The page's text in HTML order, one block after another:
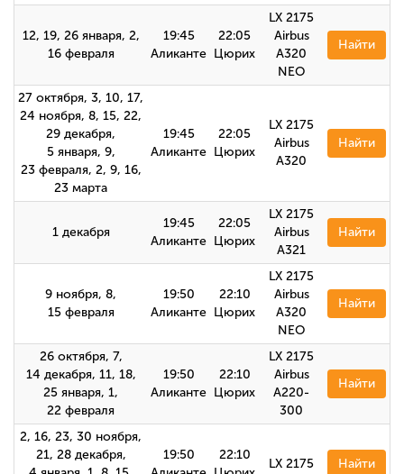
12, 19, 26 января, 2,
16 февраля
19:45
Аликанте
22:05
Цюрих
LX 2175
Airbus
A320
NEO
Найти
27 октября, 3, 10, 17,
24 ноября, 8, 15, 22,
29 декабря,
5 января, 9,
23 февраля, 2, 9, 16,
23 марта
19:45
Аликанте
22:05
Цюрих
LX 2175
Airbus
A320
Найти
1 декабря
19:45
Аликанте
22:05
Цюрих
LX 2175
Airbus
А321
Найти
9 ноября, 8,
15 февраля
19:50
Аликанте
22:10
Цюрих
LX 2175
Airbus
A320
NEO
Найти
26 октября, 7,
14 декабря, 11, 18,
25 января, 1,
22 февраля
19:50
Аликанте
22:10
Цюрих
LX 2175
Airbus
A220-
300
Найти
2, 16, 23, 30 ноября,
21, 28 декабря,
19:50
22:10
LX 2175 Найти